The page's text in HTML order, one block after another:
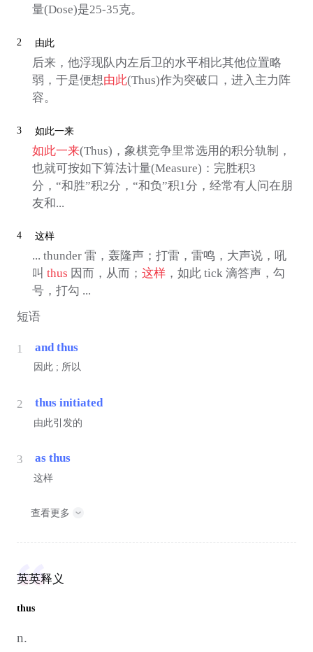
量(Dose)是25-35克。
2 由此
后来，他浮现队内左后卫的水平相比其他位置略
弱，于是便想由此(Thus)作为突破口，进入主力阵
容。
3 如此一来
如此一来(Thus)，象棋竞争里常选用的积分轨制，
也就可按如下算法计量(Measure)：完胜积3
分，“和胜”积2分，“和负”积1分，经常有人问在朋
友和...
4 这样
... thunder 雷，轰隆声；打雷，雷鸣，大声说，吼
叫 thus 因而，从而； 这样，如此 tick 滴答声，勾
号，打勾 ...
短语
1 and thus
因此 ; 所以
2 thus initiated
由此引发的
3 as thus
这样
查看更多
英英释义
thus
n.